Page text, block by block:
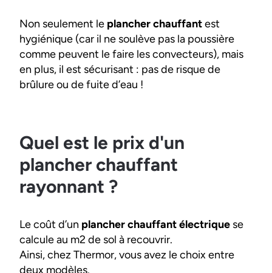
Non seulement le plancher chauffantest
hygiénique (car il ne soulève pas la poussière
comme peuvent le faire les convecteurs), mais
en plus, il est sécurisant : pas de risque de
brûlure ou de fuite d’eau !
Quel est le prix d'un
plancher chauffant
rayonnant ?
Le coût d’un plancher chauffant électrique se
calcule au m2 de sol à recouvrir.
Ainsi, chez Thermor, vous avez le choix entre
deux modèles.